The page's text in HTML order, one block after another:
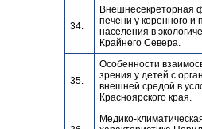
34.
Внешнесекреторная
печени у коренного и
населения в
Крайнего Севера.
35.
Особенности
зрения у детей с
внешней средой в
Красноярского края.
Медико-